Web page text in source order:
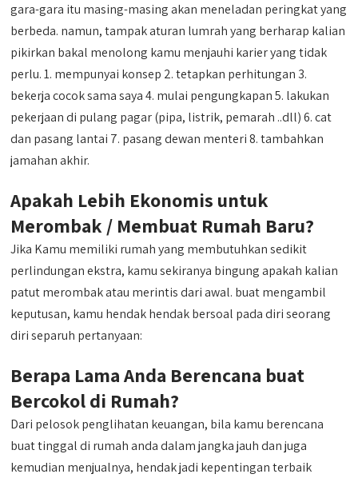
gara-gara itu masing-masing akan meneladan peringkat yang
berbeda. namun, tampak aturan lumrah yang berharap kalian
pikirkan bakal menolong kamu menjauhi karier yang tidak
perlu. 1. mempunyai konsep 2. tetapkan perhitungan 3.
bekerja cocok sama saya 4. mulai pengungkapan 5. lakukan
pekerjaan di pulang pagar (pipa, listrik, pemarah ..dll) 6. cat
dan pasang lantai 7. pasang dewan menteri 8. tambahkan
jamahan akhir.
Apakah Lebih Ekonomis untuk
Merombak / Membuat Rumah Baru?
Jika Kamu memiliki rumah yang membutuhkan sedikit
perlindungan ekstra, kamu sekiranya bingung apakah kalian
patut merombak atau merintis dari awal. buat mengambil
keputusan, kamu hendak hendak bersoal pada diri seorang
diri separuh pertanyaan:
Berapa Lama Anda Berencana buat
Bercokol di Rumah?
Dari pelosok penglihatan keuangan, bila kamu berencana
buat tinggal di rumah anda dalam jangka jauh dan juga
kemudian menjualnya, hendak jadi kepentingan terbaik